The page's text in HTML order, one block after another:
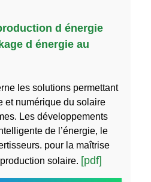
d énergie
d énergie au
les solutions permettant
et numérique du solaire
Les développements
de l’énergie, le
pour la maîtrise
solaire. [pdf]